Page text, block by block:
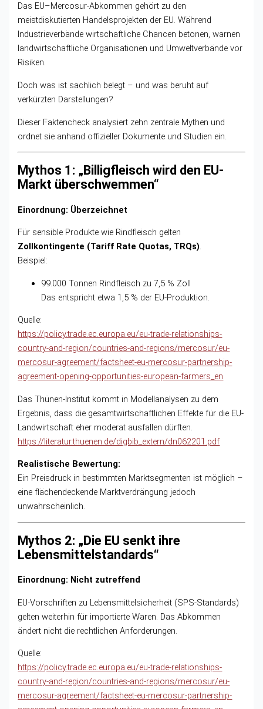
Das EU–Mercosur-Abkommen gehört zu den
meistdiskutierten Handelsprojekten der EU. Während
Industrieverbände wirtschaftliche Chancen betonen, warnen
landwirtschaftliche Organisationen und Umweltverbände vor
Risiken.
Doch was ist sachlich belegt – und was beruht auf
verkürzten Darstellungen?
Dieser Faktencheck analysiert zehn zentrale Mythen und
ordnet sie anhand offizieller Dokumente und Studien ein.
Mythos 1: „Billigfleisch wird den EU-
Markt überschwemmen“
Einordnung: Überzeichnet
Für sensible Produkte wie Rindfleisch gelten
Zollkontingente (Tariff Rate Quotas, TRQs).
Beispiel:
99.000 Tonnen Rindfleisch zu 7,5 % Zoll
Das entspricht etwa 1,5 % der EU-Produktion.
Quelle:
https://policy.trade.ec.europa.eu/eu-trade-relationships-
country-and-region/countries-and-regions/mercosur/eu-
mercosur-agreement/factsheet-eu-mercosur-partnership-
agreement-opening-opportunities-european-farmers_en
Das Thünen-Institut kommt in Modellanalysen zu dem
Ergebnis, dass die gesamtwirtschaftlichen Effekte für die EU-
Landwirtschaft eher moderat ausfallen dürften.
https://literatur.thuenen.de/digbib_extern/dn062201.pdf
Realistische Bewertung:
Ein Preisdruck in bestimmten Marktsegmenten ist möglich –
eine flächendeckende Marktverdrängung jedoch
unwahrscheinlich.
Mythos 2: „Die EU senkt ihre
Lebensmittelstandards“
Einordnung: Nicht zutreffend
EU-Vorschriften zu Lebensmittelsicherheit (SPS-Standards)
gelten weiterhin für importierte Waren. Das Abkommen
ändert nicht die rechtlichen Anforderungen.
Quelle:
https://policy.trade.ec.europa.eu/eu-trade-relationships-
country-and-region/countries-and-regions/mercosur/eu-
mercosur-agreement/factsheet-eu-mercosur-partnership-